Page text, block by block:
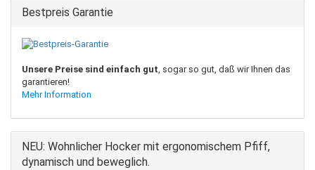
Bestpreis Garantie
Unsere Preise sind einfach gut, sogar so gut, daß wir Ihnen das
garantieren!
Mehr Information
NEU: Wohnlicher Hocker mit ergonomischem Pfiff,
dynamisch und beweglich.